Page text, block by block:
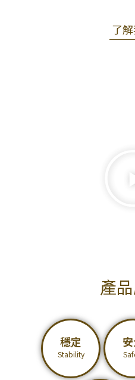
了
產
穩定
Stability